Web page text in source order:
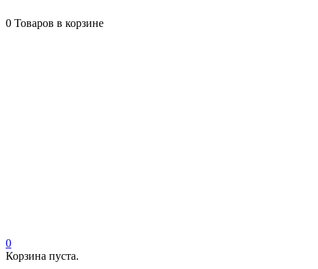
0 Товаров в корзине
0
Корзина пуста.